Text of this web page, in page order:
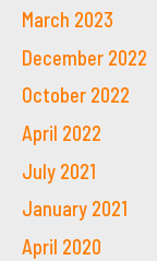
March 2023
December 2022
October 2022
April 2022
July 2021
January 2021
April 2020